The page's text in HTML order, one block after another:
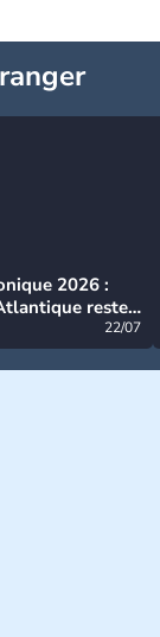
2026 :
reste
22/07